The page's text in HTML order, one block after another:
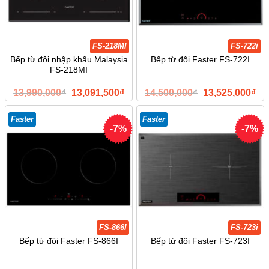
FS-218MI
Bếp từ đôi nhập khẩu Malaysia
FS-218MI
13,990,000₫ Giá
gốc
13,990,000₫.
13,091,500₫Giá
hiện
tại
là:
13,091,500₫.
FS-722i
Bếp từ đôi Faster FS-722I
14,500,000₫ Giá
gốc
14,500,000₫.
13,525,000₫Giá
tại
là:
-7%
Faster
FS-866I
Bếp từ đôi Faster FS-866I
-7%
Faster
FS-723i
Bếp từ đôi Faster FS-723I